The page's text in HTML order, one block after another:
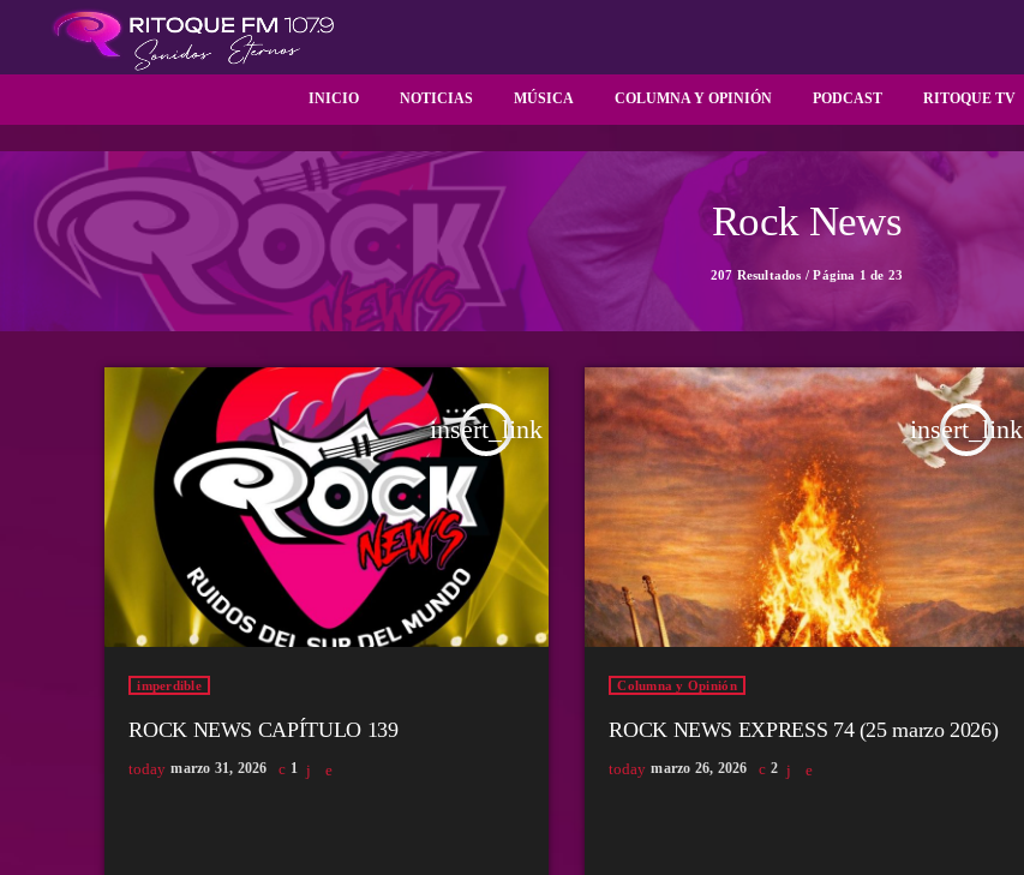
INICIO NOTICIAS MÚSICA COLUMNA Y OPINIÓN PODCAST RITOQUE TV
Rock News
207 Resultados / Página 1 de 23
insert_link
imperdible
ROCK NEWS CAPÍTULO 139
today marzo 31, 2026 1
insert_link
Columna y Opinión
ROCK NEWS EXPRESS 74 (25 marzo 2026)
today marzo 26, 2026 2